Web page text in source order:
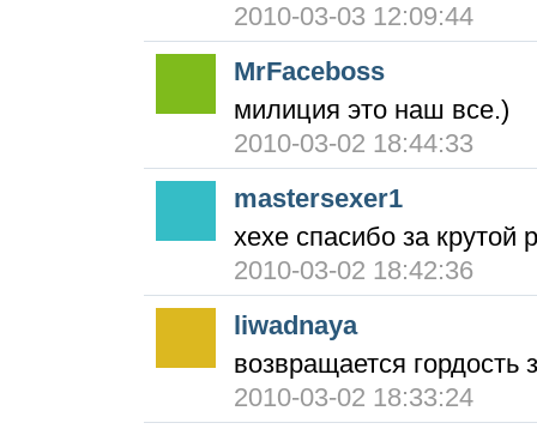
2010-03-03 12:09:44
MrFaceboss
милиция это наш все.)
2010-03-02 18:44:33
mastersexer1
хехе спасибо за крутой
2010-03-02 18:42:36
liwadnaya
возвращается
2010-03-02 18:33:24